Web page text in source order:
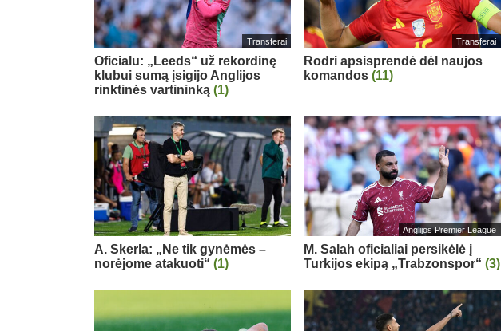
Transferai
Oficialu: „Leeds“ už rekordinę
klubui sumą įsigijo Anglijos
rinktinės vartininką (1)
Transferai
Rodri apsisprendė dėl naujos
komandos(11)
A. Skerla: „Ne tik gynėmės –
norėjome atakuoti“ (1)
Anglijos Premier League
M. Salah oficialiai persikėlė į
Turkijos ekipą „Trabzonspor“(3)